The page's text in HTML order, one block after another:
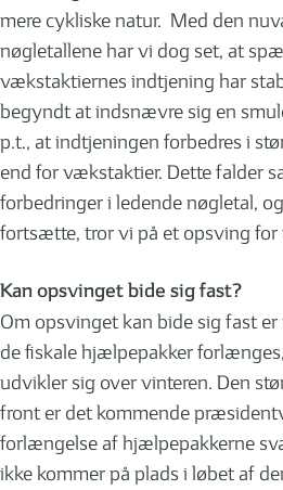
mere cykliske natur. Med den
nøgletallene har vi dog set, at
vækstaktiernes indtjening har
begyndt at indsnævre sig en
p.t., at indtjeningen forbedres i
end for vækstaktier. Dette falder
forbedringer i ledende nøgletal,
fortsætte, tror vi på et opsving for
Kan opsvinget bide sig fast?
Om opsvinget kan bide sig fast
de fiskale hjælpepakker
udvikler sig over vinteren. Den
front er det kommende
forlængelse af hjælpepakkerne
ikke kommer på plads i løbet af